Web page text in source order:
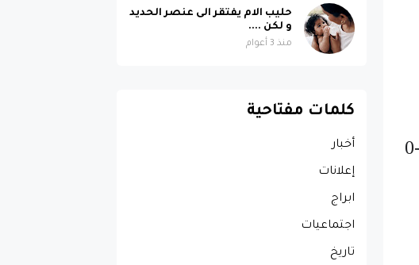
نقطتين عن ويلز الفائزة اليوم أيضاً على تركيا متذيلة الترتيب 2-0
حليب الام يفتقر الى عنصر الحديد
و لكن ....
منذ 3 أعوام
كلمات مفتاحية
أخبار
إعلانات
ابراج
اجتماعيات
تاريخ